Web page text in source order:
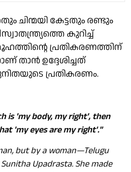
ചിന്മയി കേട്ടതും രണ്ടും
കുറിച്ച്
പ്രതികരണത്തിന്
താൻ ഉദ്ദേശിച്ചത്
പ്രതികരണം.
is 'my body, my right', then
'my eyes are my right'."
but by a woman—Telugu
Upadrasta. She made